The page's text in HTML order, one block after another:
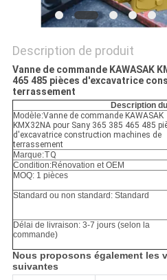
POLITIQUE
DE
CONFIDENTIALITÉ
Description de produit
Vanne de commande KAWASAK
465 485 pièces d'excavatrice
terrassement
Description
Modèle:Vanne de commande KAWASAK
KMX32NA pour Sany 365 385 465 485
d'excavatrice construction machines de
terrassement
Marque:TQ
Condition:Rénovation et OEM
MOQ: 1 pièces
Standard ou non standard: Standard
Délai de livraison: 3-7 jours (selon la
commande)
Nous proposons également les
suivantes